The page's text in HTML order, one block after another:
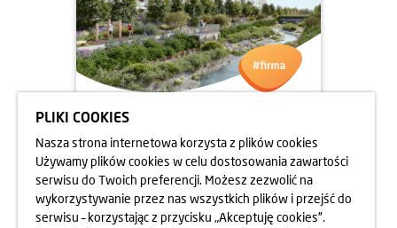
05.05.2025
DZIEŃ OTWARTY
MOKOTOWA SPORTOWEGO
10.05.2025
dowiedz się więcej
PLIKI COOKIES
Nasza strona internetowa korzysta z plików cookies
Używamy plików cookies w celu dostosowania zawartości
serwisu do Twoich preferencji. Możesz zezwolić na
wykorzystywanie przez nas wszystkich plików i przejść do
serwisu – korzystając z przycisku „Akceptuję cookies”.